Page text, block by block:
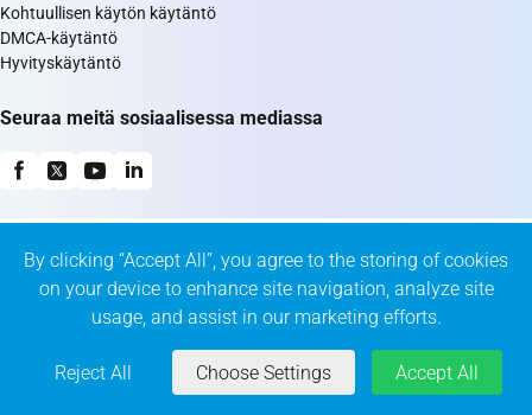
Kohtuullisen käytön käytäntö
DMCA-käytäntö
Hyvityskäytäntö
Seuraa meitä sosiaalisessa mediassa
© 2026 KeepSolid Inc. All Rights Reserved.
347 5th Ave Suite 1402-419 New York, NY, 10016 US
By clicking “Accept All”, you agree to the storing of cookies
on your device to enhance site navigation, analyze site
usage, and assist in our marketing efforts.
Reject All Choose Settings Accept All